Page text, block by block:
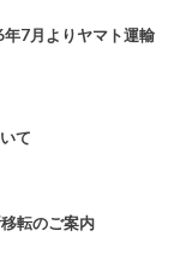
年7月よりヤマト運輸
て
転のご案内